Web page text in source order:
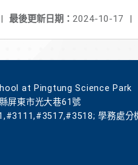
最後更新日期： 2024-10-17 |
|
at Pingtung Science Park
屏東市光大巷61號
學務處